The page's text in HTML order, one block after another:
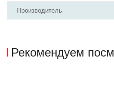
Производитель
Рекомендуем